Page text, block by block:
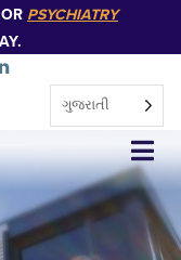
PSYCHIATRY
ગુજરાતી